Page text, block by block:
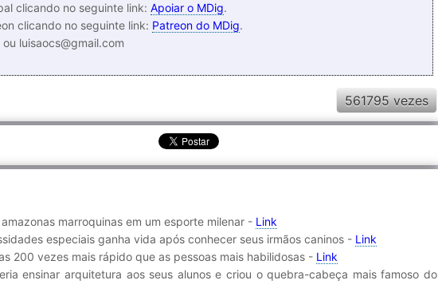
clicando no seguinte link: Apoiar o MDig.
clicando no seguinte link: Patreon do MDig.
luisaocs@gmail.com
561795 vezes
marroquinas em um esporte milenar - Link
especiais ganha vida após conhecer seus irmãos caninos - Link
200 vezes mais rápido que as pessoas mais habilidosas - Link
ensinar arquitetura aos seus alunos e criou o quebra-cabeça mais famoso do